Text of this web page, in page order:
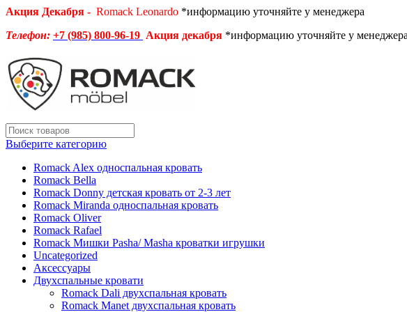
Акция Декабря - Romack Leonardo *информацию уточняйте у менеджера
Телефон: +7 (985) 800-96-19 Акция декабря *информацию уточняйте у менеджера
Выберите категорию
Romack Alex односпальная кровать
Romack Bella
Romack Donny детская кровать от 2-3 лет
Romack Miranda односпальная кровать
Romack Oliver
Romack Rafael
Romack Мишки Pasha/ Masha кроватки игрушки
Uncategorized
Аксессуары
Двухспальные кровати
Romack Dali двухспальная кровать
Romack Manet двухспальная кровать